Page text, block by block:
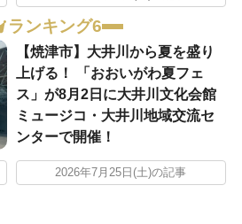
ランキング6
【焼津市】大井川から夏を盛り
上げる！ 「おおいがわ夏フェ
ス」が8月2日に大井川文化会館
ミュージコ・大井川地域交流セ
ンターで開催！
2026年7月25日(土)の記事